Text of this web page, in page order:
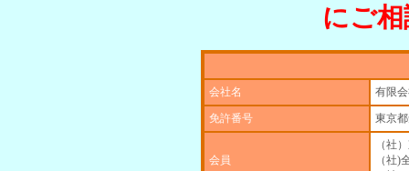
にご
会社名 有限
免許番号 東京
会員
（社
（社)